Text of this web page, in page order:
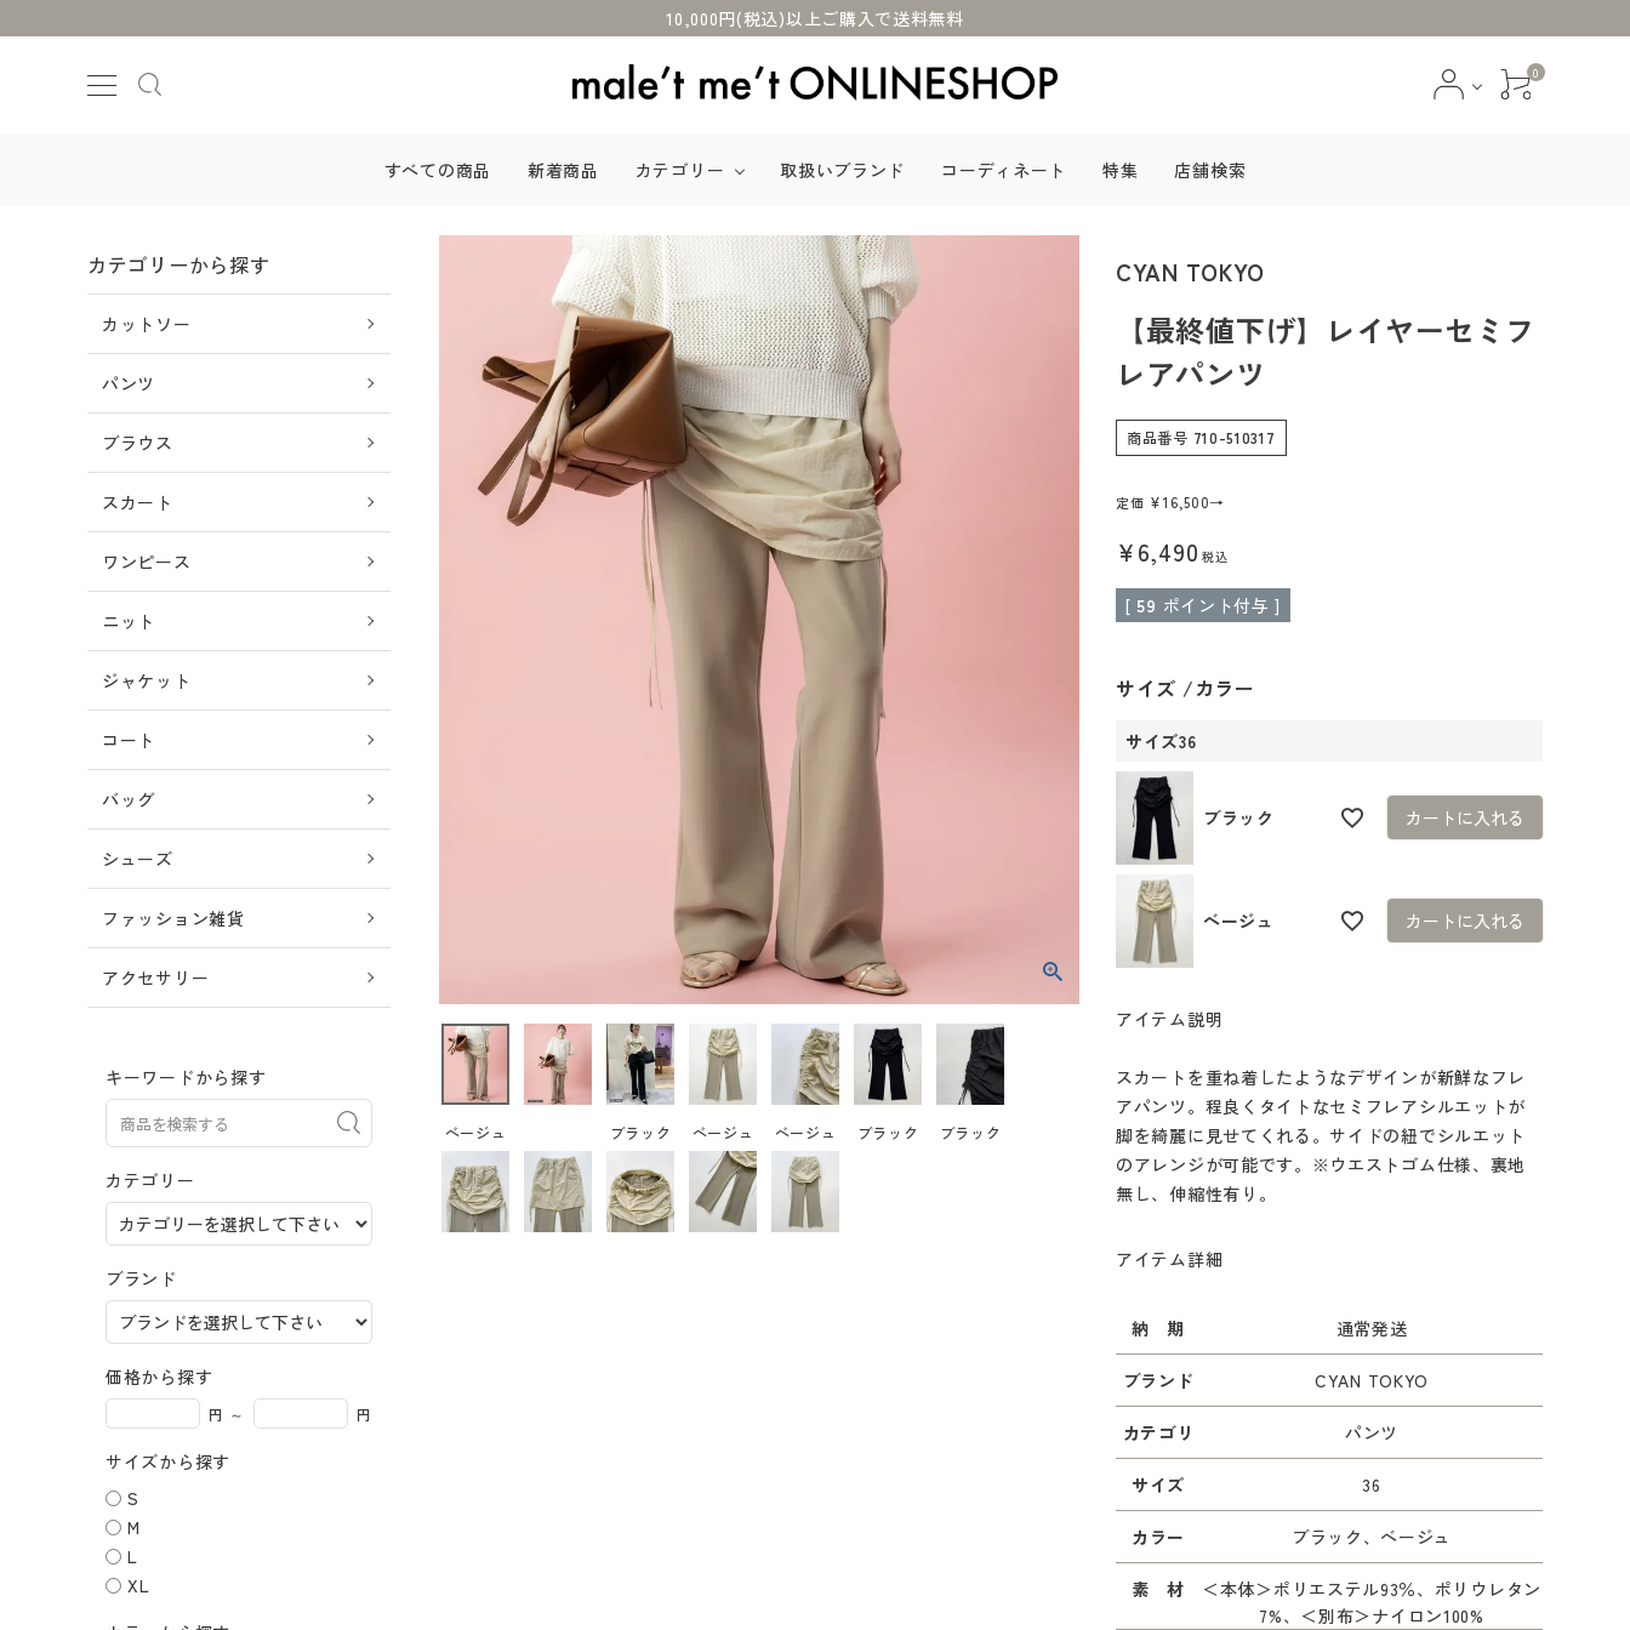
10,000円(税込)以上ご購入で送料無料
0
すべての商品 新着商品 カテゴリー
カットソー パンツ ブラウス
ワンピース ジャケット コート
バッグ ファッション雑貨
取扱いブランド コーディネート 特集 店舗検索
ログイン
すべての商品
取り扱いブランド
ショッピングガイド
よくあるご質問
DAKESHITA CO.,LTD.
カテゴリーから探す
カットソー
パンツ
ブラウス
スカート
ワンピース
ニット
ジャケット
コート
バッグ
シューズ
ファッション雑貨
アクセサリー
キーワードから探す
カテゴリー
ブランド
価格から探す
円 ～ 円
サイズから探す
S
M
L
XL
ベージュ ブラック ベージュ ベージュ ブラック ブラック
CYAN TOKYO
【最終値下げ】レイヤーセミフ
レアパンツ
商品番号 710-510317
定価 ¥16,500→
¥6,490 税込
[ 59 ポイント付与 ]
サイズ カラー
サイズ36
ブラック カートに入れる
ベージュ カートに入れる
アイテム説明
スカートを重ね着したようなデザインが新鮮なフレ
アパンツ。程良くタイトなセミフレアシルエットが
脚を綺麗に見せてくれる。サイドの紐でシルエット
のアレンジが可能です。※ウエストゴム仕様、裏地
無し、伸縮性有り。
アイテム詳細
納 期 通常発送
ブランド CYAN TOKYO
カテゴリ パンツ
サイズ 36
カラー ブラック、ベージュ
素 材
＜本体＞ポリエステル93％、ポリウレタン
7%、＜別布＞ナイロン100%